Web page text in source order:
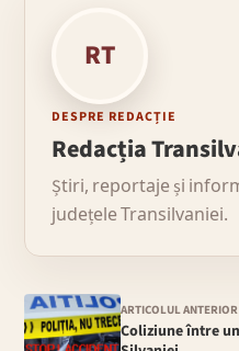
RT
DESPRE REDACȚIE
Redacția
Știri, reportaje și
județele Transilvaniei.
ARTICOLUL ANTERIOR
Coliziune între